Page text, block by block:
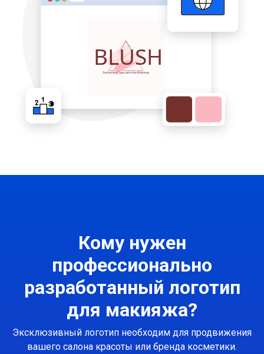
Кому нужен
профессионально
разработанный логотип
для макияжа?
Эксклюзивный логотип необходим для продвижения
вашего салона красоты или бренда косметики.